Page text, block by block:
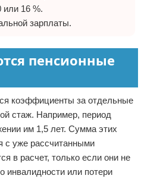
или 16 %.
зарплаты.
пенсионные
коэффициенты за отдельные
стаж. Например, период
им 1,5 лет. Сумма этих
с уже рассчитанными
в расчет, только если они не
инвалидности или потери